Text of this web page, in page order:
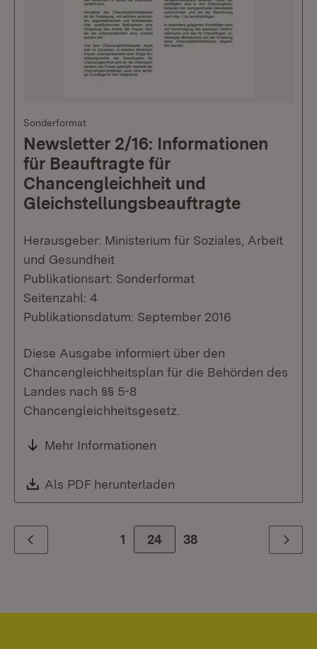
Sonderformat
Newsletter 2/16: Informationen
für Beauftragte für
Chancengleichheit und
Gleichstellungsbeauftragte
Herausgeber: Ministerium für Soziales, Arbeit
und Gesundheit
Publikationsart: Sonderformat
Seitenzahl: 4
Publikationsdatum: September 2016
Diese Ausgabe informiert über den
Chancengleichheitsplan für die Behörden des
Landes nach §§ 5-8
Chancengleichheitsgesetz.
Mehr Informationen
Download:
Als PDF herunterladen
Zurück 1 Zur Seite
24 38 Weiter